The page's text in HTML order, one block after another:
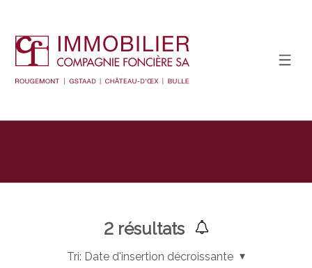
2résultats
Tri: Date d'insertion décroissante